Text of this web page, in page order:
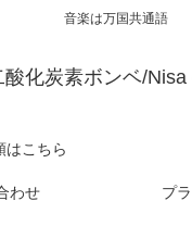
音楽は万国共通語
酸化炭素ボンベ/Nisa
はこちら
わせ プ